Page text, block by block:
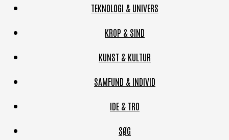
TEKNOLOGI & UNIVERS
KROP & SIND
KUNST & KULTUR
SAMFUND & INDIVID
IDE & TRO
SØG